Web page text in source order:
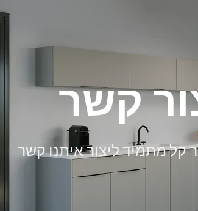
קשר
קל מתמיד ליצור איתנו קשר